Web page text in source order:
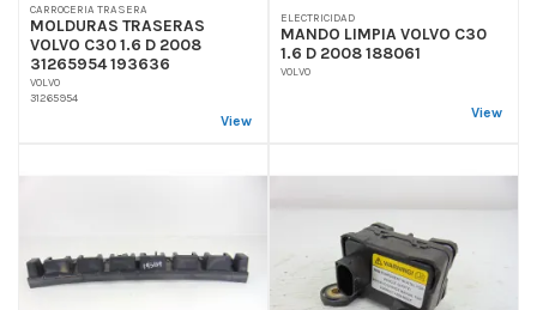
CARROCERIA TRASERA
MOLDURAS TRASERAS
VOLVO C30 1.6 D 2008
31265954 193636
VOLVO
31265954
View
ELECTRICIDAD
MANDO LIMPIA VOLVO C30
1.6 D 2008 188061
VOLVO
View